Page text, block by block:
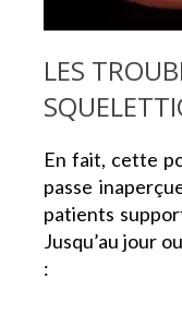
LES
En fait, cette
passe
patients
Jusqu’au jour
: